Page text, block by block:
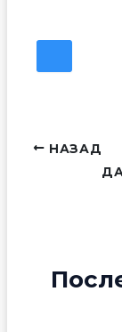
НАЗАД